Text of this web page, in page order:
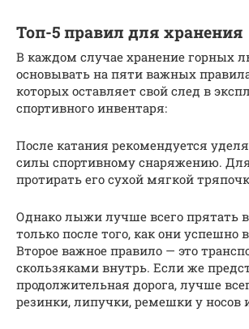
Топ-5 правил для хранения
В каждом случае хранение горных
основывать на пяти важных
которых оставляет свой след в
спортивного инвентаря:
После катания рекомендуется
силы спортивному снаряжению.
протирать его сухой мягкой
Однако лыжи лучше всего прятать
только после того, как они успешно
Второе важное правило — это
скользяками внутрь. Если же
продолжительная дорога, лучше
резинки, липучки, ремешки у носов